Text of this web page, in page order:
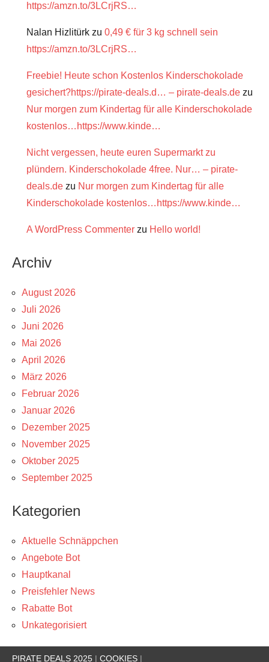
https://amzn.to/3LCrjRS…
Nalan Hizlitürk zu 0,49 € für 3 kg schnell sein
https://amzn.to/3LCrjRS…
Freebie! Heute schon Kostenlos Kinderschokolade
gesichert?https://pirate-deals.d… – pirate-deals.de zu
Nur morgen zum Kindertag für alle Kinderschokolade
kostenlos…https://www.kinde…
Nicht vergessen, heute euren Supermarkt zu
plündern. Kinderschokolade 4free. Nur… – pirate-
deals.de zu Nur morgen zum Kindertag für alle
Kinderschokolade kostenlos…https://www.kinde…
A WordPress Commenter zu Hello world!
Archiv
August 2026
Juli 2026
Juni 2026
Mai 2026
April 2026
März 2026
Februar 2026
Januar 2026
Dezember 2025
November 2025
Oktober 2025
September 2025
Kategorien
Aktuelle Schnäppchen
Angebote Bot
Hauptkanal
Preisfehler News
Rabatte Bot
Unkategorisiert
PIRATE DEALS 2025 | COOKIES |